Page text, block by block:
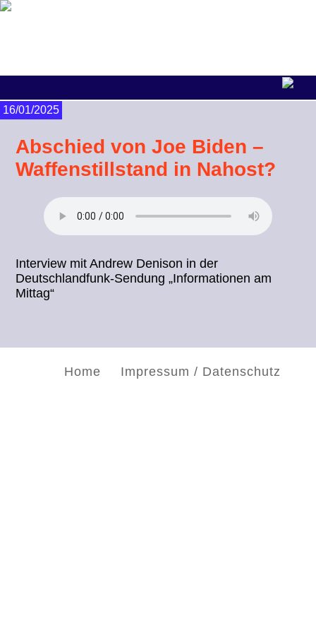
16/01/2025
Abschied von Joe Biden –
Waffenstillstand in Nahost?
Interview mit Andrew Denison in der
Deutschlandfunk-Sendung „Informationen am
Mittag“
Home Impressum / Datenschutz